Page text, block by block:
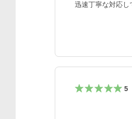
迅速丁寧な対応し
5